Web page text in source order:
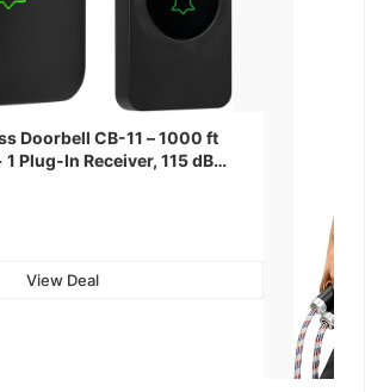
Doorbell CB-11 – 1000 ft
1 Plug-In Receiver, 115 dB
View Deal